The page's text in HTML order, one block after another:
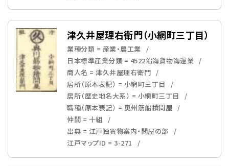
津久井屋理右衛門（小網町三丁目）
業種分類 = 産業・農工業
日本標準産業分類 = 4522沿海貨物海運業
商人名 = 津久井屋理右衛門
居所（原本表記） = 小網町三丁目
居所（歴史地名大系） = 小網町三丁目
職種（原本表記） = 奥州筋船積問屋
仲間 = 十組
出典 = 江戸独買物案内・問屋の部
江戸マップID = 3-271